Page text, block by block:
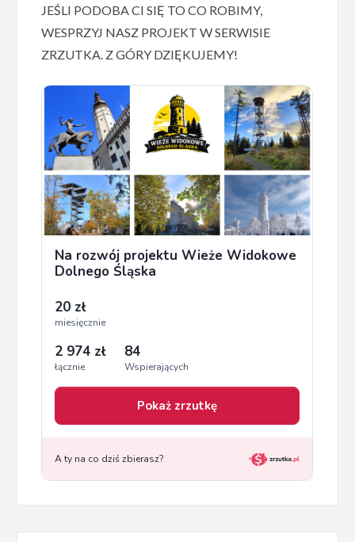
JEŚLI PODOBA CI SIĘ TO CO ROBIMY,
WESPRZYJ NASZ PROJEKT W SERWISIE
ZRZUTKA. Z GÓRY DZIĘKUJEMY!